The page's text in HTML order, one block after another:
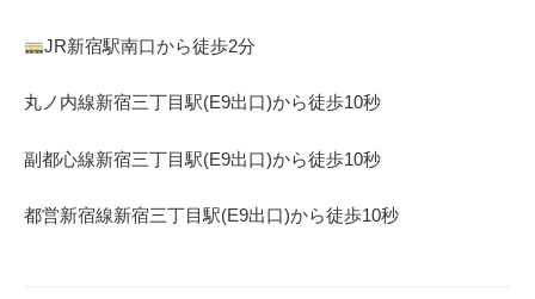
JR新宿駅南口から徒歩2分
丸ノ内線新宿三丁目駅(E9出口)から徒歩10秒
副都心線新宿三丁目駅(E9出口)から徒歩10秒
都営新宿線新宿三丁目駅(E9出口)から徒歩10秒